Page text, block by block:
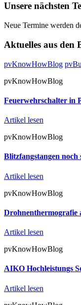
Unsere nächsten
Neue Termine werden
Aktuelles aus den
pvKnowHowBlog
pvKnowHowBlog
Feuerwehrschalter in
Artikel lesen
pvKnowHowBlog
Blitzfangstangen
Artikel lesen
pvKnowHowBlog
Drohnenthermografie
Artikel lesen
pvKnowHowBlog
AIKO Hochleistungs
Artikel lesen